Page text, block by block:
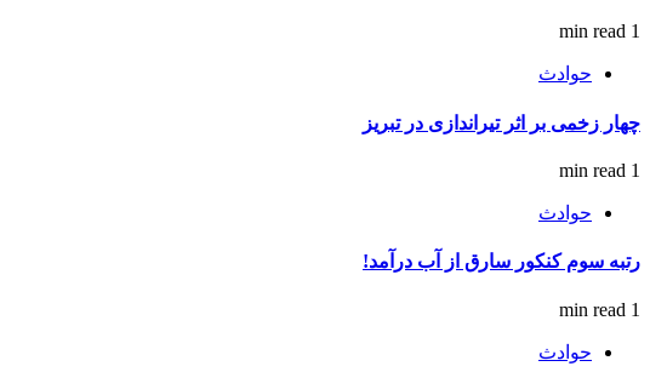
1 min read
حوادث
چهار زخمی بر اثر تیراندازی در تبریز
1 min read
حوادث
رتبه سوم کنکور سارق از آب درآمد!
1 min read
حوادث